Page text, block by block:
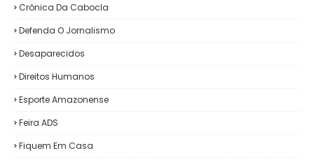
Crônica Da Cabocla
Defenda O Jornalismo
Desaparecidos
Direitos Humanos
Esporte Amazonense
Feira ADS
Fiquem Em Casa